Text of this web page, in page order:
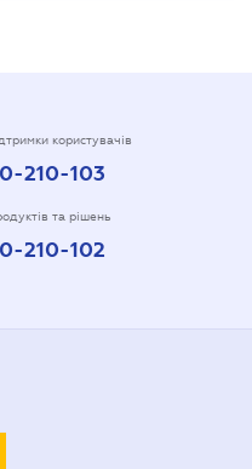
користувачів
210-103
та рішень
210-102